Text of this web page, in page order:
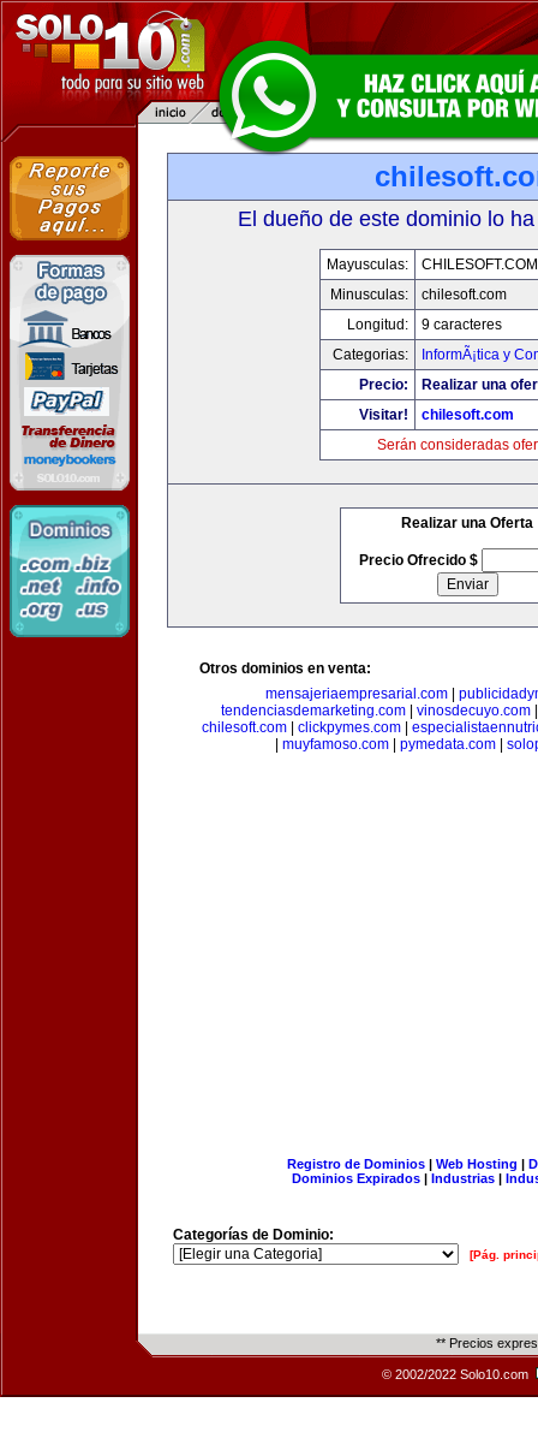
El dueño de este dominio lo
Mayusculas:
CHILESOFT.COM
Minusculas:
chilesoft.com
Longitud:
9 caracteres
Categorias:
InformÃ¡tica y
Precio:
Realizar una
Visitar!
chilesoft.com
Serán consideradas
Realizar una Oferta
Precio Ofrecido $
Otros dominios en venta:
mensajeriaempresarial.com|
tendenciasdemarketing.com| vinosdecuyo.com
chilesoft.com
clickpymes.com
muyfamoso.com pymedata.com
Registro de Dominios| Web Hosting |
Dominios Expirados | Industrias |
Categorías de Dominio:
[Pág.
** Precios
© 2002/2022 Solo10.com